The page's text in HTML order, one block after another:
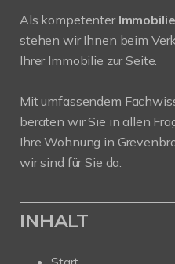
Als kompetenter
stehen wir Ihnen beim
Ihrer Immobilie zur Seite.
Mit umfassendem
beraten wir Sie in allen
Ihre Wohnung in
wir sind für Sie da.
INHALT